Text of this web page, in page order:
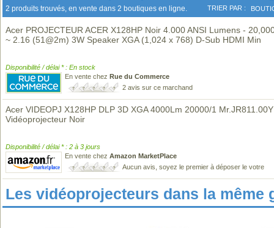
2 produits trouvés, en vente dans 2 boutiques en ligne. TRIER PAR :
Acer PROJECTEUR ACER X128HP Noir 4.000 ANSI Lumens -
~ 2.16 (51@2m) 3W Speaker XGA (1,024 x 768) D-Sub HDMI Min
Disponibilité / délai * : En stock
En vente chez Rue du Commerce
2 avis sur ce marchand
Acer VIDEOPJ X128HP DLP 3D XGA 4000Lm 20000/1
Vidéoprojecteur Noir
Disponibilité / délai * : 2 à 3 jours
En vente chez Amazon MarketPlace
Aucun avis, soyez le premier à déposer le votre
Les vidéoprojecteurs dans la même